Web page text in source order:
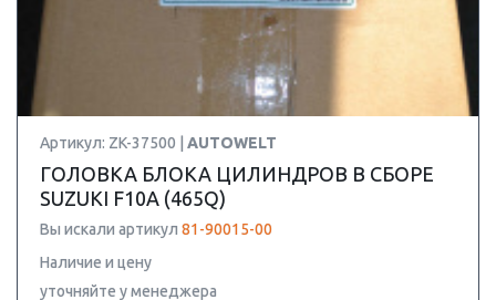
Артикул: ZK-37500 | AUTOWELT
ГОЛОВКА БЛОКА ЦИЛИНДРОВ В СБОРЕ
SUZUKI F10A (465Q)
Вы искали артикул 81-90015-00
Наличие и цену
уточняйте у менеджера